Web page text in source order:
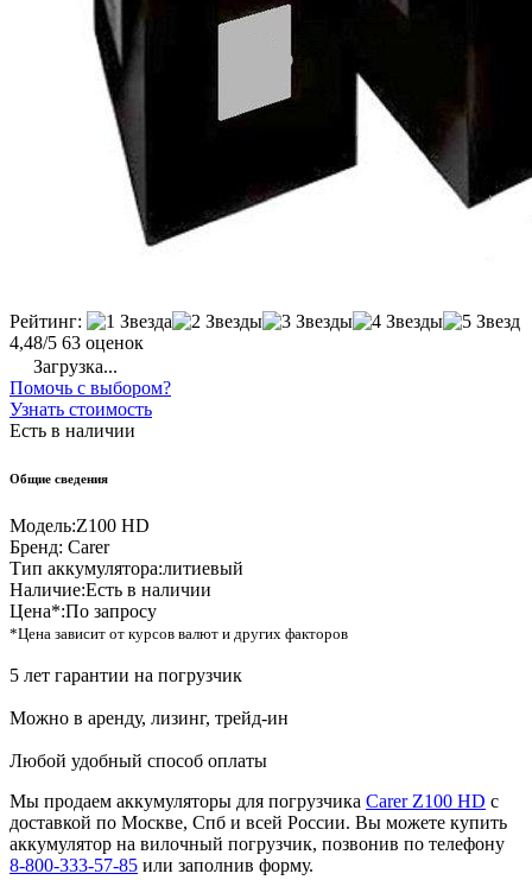
Рейтинг:
4,48/5 63 оценок
Загрузка...
Помочь с выбором?
Узнать стоимость
Есть в наличии
Общие сведения
Модель:Z100 HD
Бренд: Carer
Тип аккумулятора:литиевый
Наличие:Есть в наличии
Цена*:По запросу
*Цена зависит от курсов валют и других факторов
5 лет гарантии на погрузчик
Можно в аренду, лизинг, трейд-ин
Любой удобный способ оплаты
Мы продаем аккумуляторы для погрузчика Carer Z100 HD с
доставкой по Москве, Спб и всей России. Вы можете купить
аккумулятор на вилочный погрузчик, позвонив по телефону
8-800-333-57-85 или заполнив форму.